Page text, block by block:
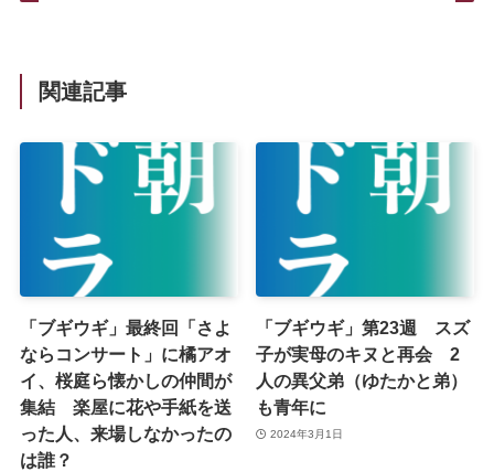
関連記事
「ブギウギ」最終回「さよ
ならコンサート」に橘アオ
イ、桜庭ら懐かしの仲間が
集結 楽屋に花や手紙を送
った人、来場しなかったの
は誰？
「ブギウギ」第23週 スズ
子が実母のキヌと再会 2
人の異父弟（ゆたかと弟）
も青年に
2024年3月1日